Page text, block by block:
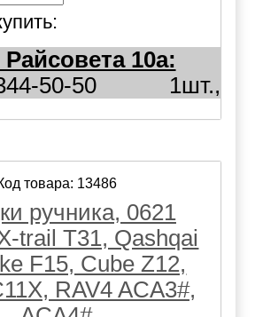
10а:
1шт.,
50-50
товара: 13486
ручника, 0621
trail T31, Qashqai
F15, Cube Z12,
RAV4 ACA3#,